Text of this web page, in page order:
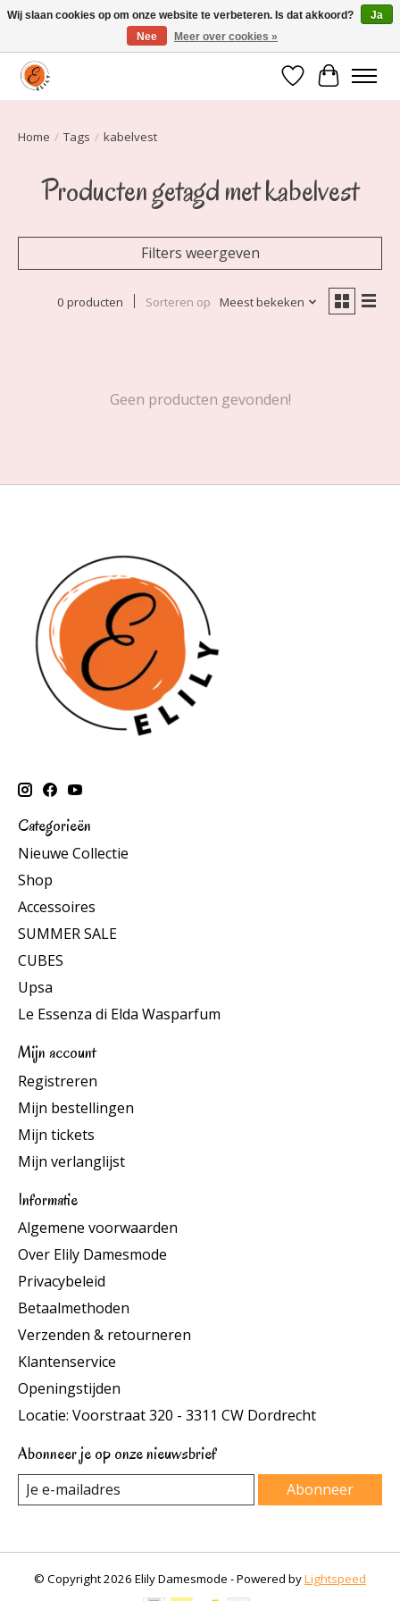
Elily is er om jou te laten stralen! Mode vanaf maat 34 t/m 54
Verlanglijst
Home / Tags / kabelvest
Producten getagd met kabelvest
Filters weergeven
0 producten Sorteren op Meest bekeken
Geen producten gevonden!
Categorieën
Nieuwe Collectie
Shop
Accessoires
SUMMER SALE
CUBES
Upsa
Le Essenza di Elda Wasparfum
Mijn account
Registreren
Mijn bestellingen
Mijn tickets
Mijn verlanglijst
Informatie
Algemene voorwaarden
Over Elily Damesmode
Privacybeleid
Betaalmethoden
Verzenden & retourneren
Klantenservice
Openingstijden
Locatie: Voorstraat 320 - 3311 CW Dordrecht
Abonneer je op onze nieuwsbrief
Abonneer
© Copyright 2026 Elily Damesmode - Powered byLightspeed
Wij slaan cookies op om onze website te verbeteren. Is dat akkoord?
Ja
Nee
Meer over cookies »